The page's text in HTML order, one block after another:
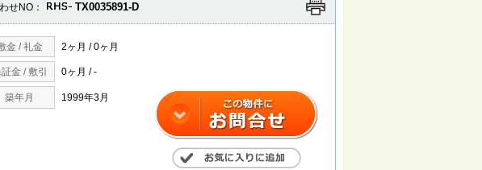
せNO： TX0035891-D
金 / 礼金 2ヶ月 / 0ヶ月
金 / 敷引 0ヶ月 / -
築年月 1999年3月